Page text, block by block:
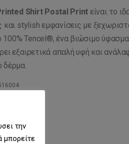
Shirt Postal Print είναι το
και stylish εμφανίσεις με
Tencel®, ένα βιώσιμο
εξαιρετικά απαλή υφή και
την
μπορείτε